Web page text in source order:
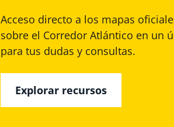
Acceso directo a los mapas
sobre el Corredor Atlántico en un
para tus dudas y consultas.
Explorar recursos